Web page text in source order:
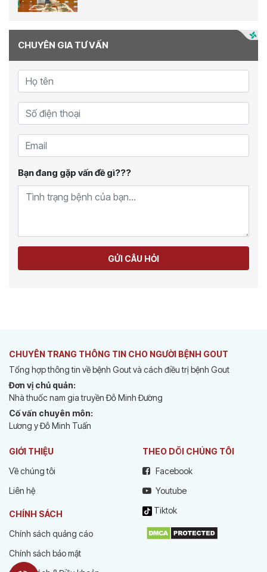
CHUYÊN GIA TƯ VẤN
Bạn đang gặp vấn đề gì???
GỬI CÂU HỎI
CHUYÊN TRANG THÔNG TIN CHO NGƯỜI BỆNH GOUT
Tổng hợp thông tin về bệnh Gout và cách điều trị bệnh Gout
Đơn vị chủ quản:
Nhà thuốc nam gia truyền Đỗ Minh Đường
Cố vấn chuyên môn:
Lương y Đỗ Minh Tuấn
GIỚI THIỆU
Về chúng tôi
Liên hệ
CHÍNH SÁCH
Chính sách quảng cáo
Chính sách bảo mật
THEO DÕI CHÚNG TÔI
Facebook
Youtube
Tiktok